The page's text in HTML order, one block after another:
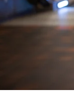
veranstaltungen
shop